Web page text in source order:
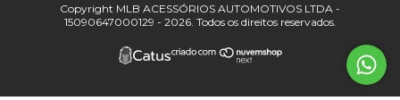
Copyright MLB ACESSÓRIOS AUTOMOTIVOS LTDA -
15090647000129 - 2026. Todos os direitos reservados.